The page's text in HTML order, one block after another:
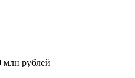
млн рублей